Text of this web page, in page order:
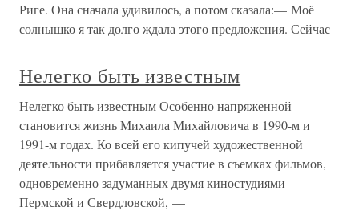
Риге. Она сначала удивилось, а потом сказала:— Моё
солнышко я так долго ждала этого предложения. Сейчас
Нелегко быть известным
Нелегко быть известным Особенно напряженной
становится жизнь Михаила Михайловича в 1990-м и
1991-м годах. Ко всей его кипучей художественной
деятельности прибавляется участие в съемках фильмов,
одновременно задуманных двумя киностудиями —
Пермской и Свердловской, —